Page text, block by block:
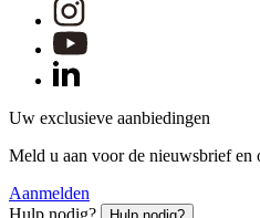
Uw exclusieve aanbiedingen
Meld u aan voor de nieuwsbrief en
Aanmelden
Hulp nodig?